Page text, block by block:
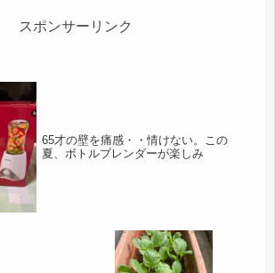
ぬ...
スポンサーリンク
65才の壁を痛感・・情けない。この
夏、ボトルブレンダーが楽しみ